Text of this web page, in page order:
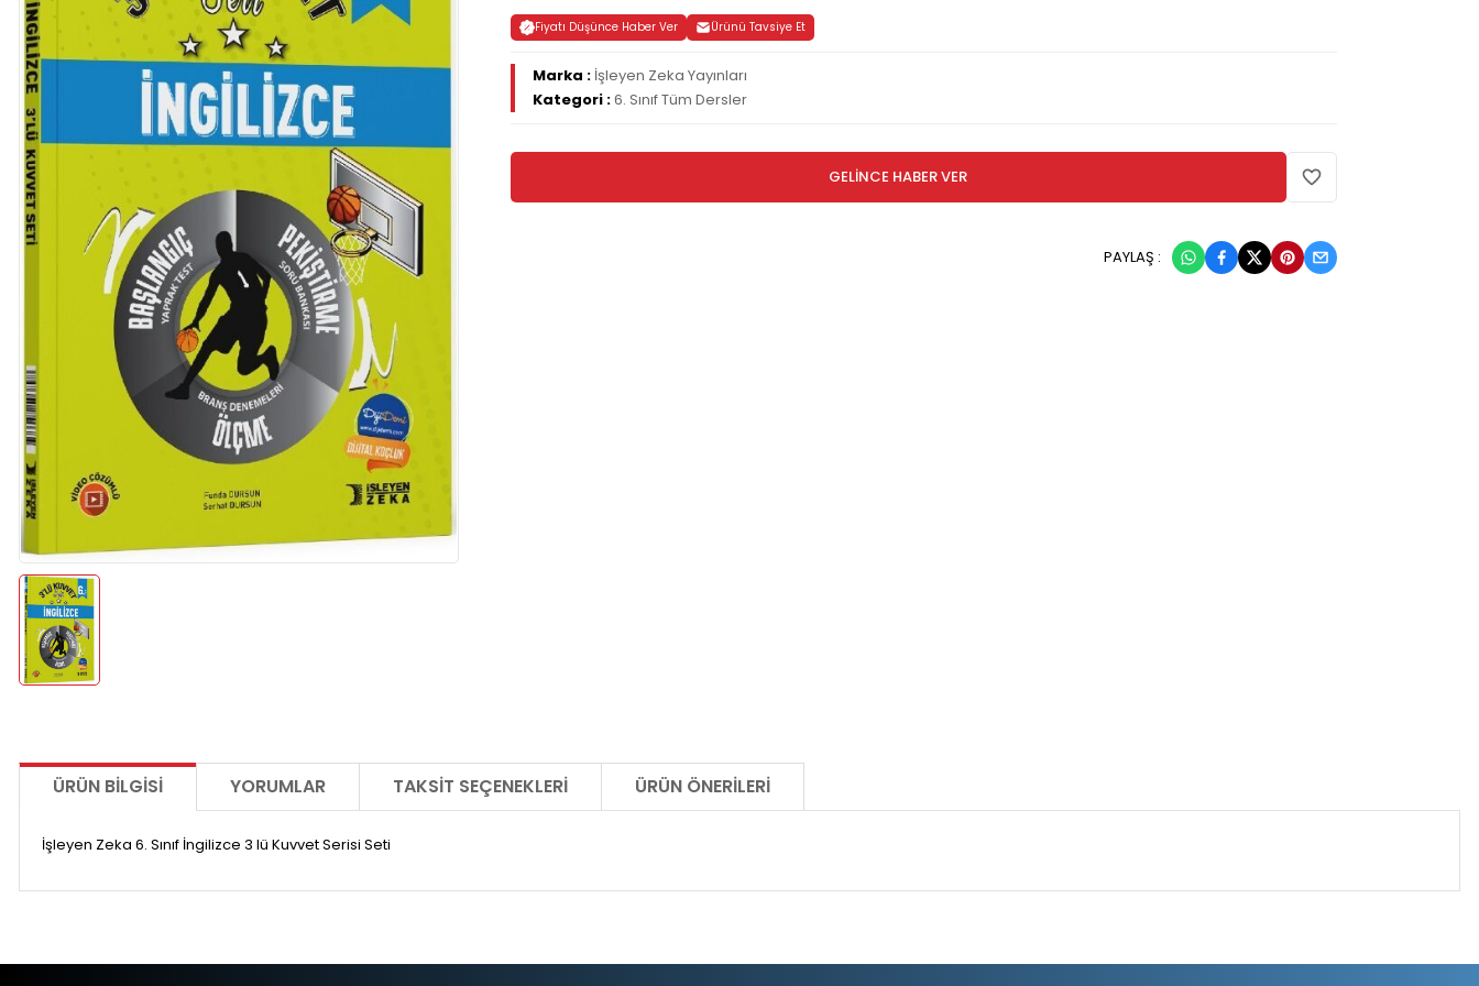
Fiyatı Düşünce Haber Ver Ürünü Tavsiye Et
Marka : İşleyen Zeka Yayınları
Kategori :6. Sınıf Tüm Dersler
GELİNCE HABER VER
PAYLAŞ :
ÜRÜN BILGISI YORUMLAR TAKSIT SEÇENEKLERI ÜRÜN ÖNERILERI
İşleyen Zeka 6. Sınıf İngilizce 3 lü Kuvvet Serisi Seti